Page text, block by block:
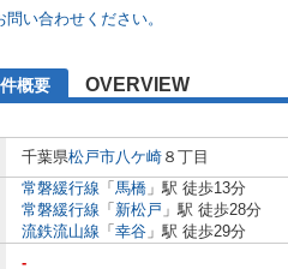
い合わせください。
概要 OVERVIEW
千葉県松戸市八ケ崎 ８丁目
常磐緩行線 「 馬橋 」駅 徒歩13分
常磐緩行線 「 新松戸 」駅 徒歩28分
流鉄流山線 「 幸谷 」駅 徒歩29分
-